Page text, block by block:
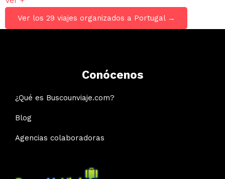
Ver los 29 viajes organizados a Portugal →
Conócenos
¿Qué es Buscounviaje.com?
Blog
Agencias colaboradoras